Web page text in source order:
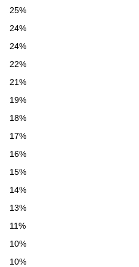
25%
24%
24%
22%
21%
19%
18%
17%
16%
15%
14%
13%
11%
10%
10%